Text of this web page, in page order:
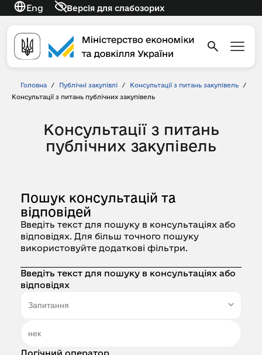
Eng Версія для слабозорих
Головна / Публічні закупівлі / Консультації з питань закупівель
/
Консультації з питань публічних закупівель
Консультації з питань
публічних закупівель
Пошук консультацій та
відповідей
Введіть текст для пошуку в консультаціях або
відповідях. Для більш точного пошуку
використовуйте додаткові фільтри.
Введіть текст для пошуку в консультаціях або
відповідях
Логічний оператор